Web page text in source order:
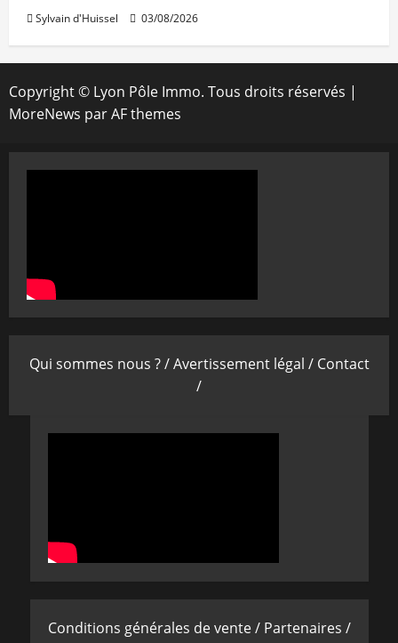
Sylvain d'Huissel 03/08/2026
Copyright © Lyon Pôle Immo. Tous droits réservés |
MoreNews par AF themes
Qui sommes nous ? /Avertissement légal / Contact
/
Conditions générales de vente / Partenaires /